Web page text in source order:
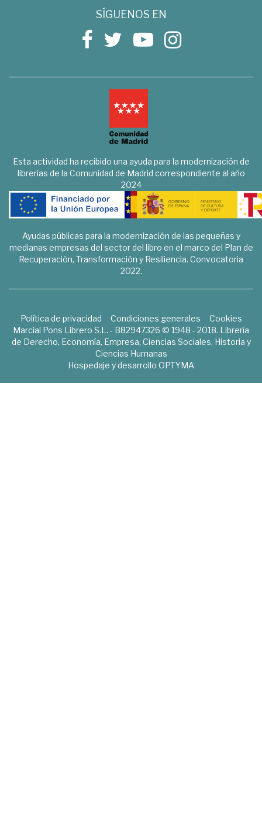
SÍGUENOS EN
Esta actividad ha recibido una ayuda para la modernización de
librerías de la Comunidad de Madrid correspondiente al año
2024
Ayudas públicas para la modernización de las pequeñas y
medianas empresas del sector del libro en el marco del Plan de
Recuperación, Transformación y Resiliencia. Convocatoria
2022.
Política de privacidad Condiciones generales
Cookies
Marcial Pons Librero S.L. - B82947326 © 1948 - 2018. Librería
de Derecho, Economía, Empresa, Ciencias Sociales, Historia y
Ciencias Humanas
Hospedaje y desarrollo OPTYMA